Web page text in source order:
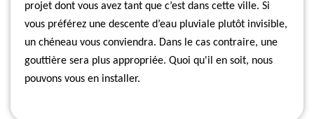
projet dont vous avez tant que c’est dans cette ville. Si
vous préférez une descente d’eau pluviale plutôt invisible,
un chéneau vous conviendra. Dans le cas contraire, une
gouttière sera plus appropriée. Quoi qu'il en soit, nous
pouvons vous en installer.